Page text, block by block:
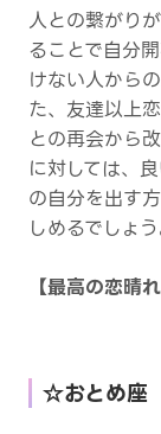
人との繋がり
ることで自分
けない人から
た、友達以上
との再会から
に対しては、
の自分を出す
しめるでしょう
【最高の恋晴
☆おとめ座